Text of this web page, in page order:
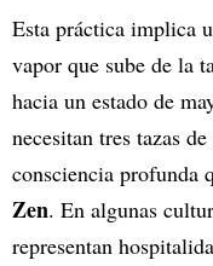
Esta práctica implica
vapor que sube de la
hacia un estado de
necesitan tres tazas
consciencia profunda
Zen. En algunas
representan